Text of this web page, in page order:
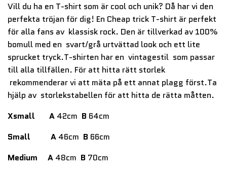
Vill du ha en T-shirt som är cool och unik? Då har vi den
perfekta tröjan för dig! En Cheap trick T-shirt är perfekt
för alla fans av klassisk rock. Den är tillverkad av 100%
bomull med en svart/grå urtvättad look och ett lite
sprucket tryck.T-shirten har en vintagestil som passar
till alla tillfällen. För att hitta rätt storlek
rekommenderar vi att mäta på ett annat plagg först.Ta
hjälp av storlekstabellen för att hitta de rätta måtten.
Xsmall
A 42cm B 64cm
Small
A 46cm B 66cm
Medium
A 48cm B 70cm